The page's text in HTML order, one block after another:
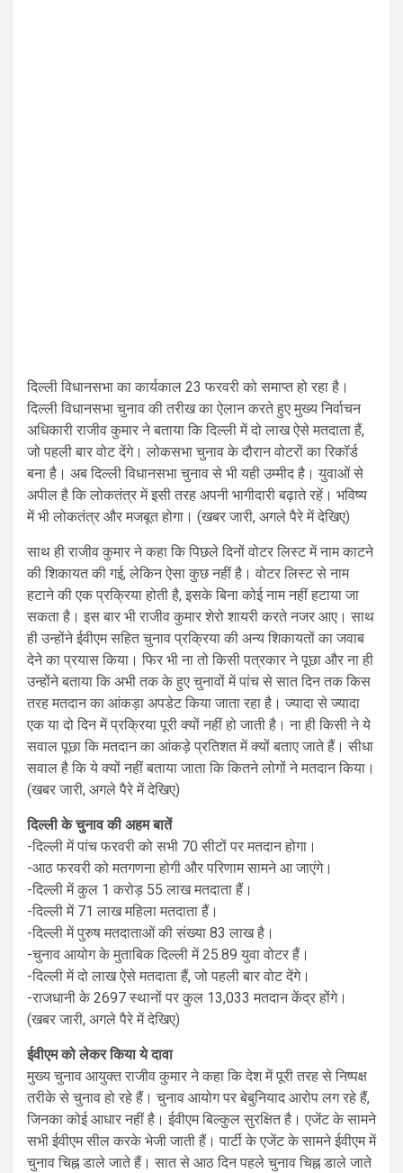
दिल्ली विधानसभा का कार्यकाल 23 फरवरी को समाप्त हो रहा है।
दिल्‍ली विधानसभा चुनाव की तरीख का ऐलान करते हुए मुख्‍य निर्वाचन
अधिकारी राजीव कुमार ने बताया कि दिल्‍ली में दो लाख ऐसे मतदाता हैं,
जो पहली बार वोट देंगे। लोकसभा चुनाव के दौरान वोटरों का रिकॉर्ड
बना है। अब दिल्‍ली विधानसभा चुनाव से भी यही उम्‍मीद है। युवाओं से
अपील है कि लोकतंत्र में इसी तरह अपनी भागीदारी बढ़ाते रहें। भविष्‍य
में भी लोकतंत्र और मजबूत होगा। (खबर जारी, अगले पैरे में देखिए)
साथ ही राजीव कुमार ने कहा कि पिछले दिनों वोटर लिस्ट में नाम काटने
की शिकायत की गई, लेकिन ऐसा कुछ नहीं है। वोटर लिस्‍ट से नाम
हटाने की एक प्रक्रिया होती है, इसके बिना कोई नाम नहीं हटाया जा
सकता है। इस बार भी राजीव कुमार शेरो शायरी करते नजर आए। साथ
ही उन्होंने ईवीएम सहित चुनाव प्रक्रिया की अन्य शिकायतों का जवाब
देने का प्रयास किया। फिर भी ना तो किसी पत्रकार ने पूछा और ना ही
उन्होंने बताया कि अभी तक के हुए चुनावों में पांच से सात दिन तक किस
तरह मतदान का आंकड़ा अपडेट किया जाता रहा है। ज्यादा से ज्यादा
एक या दो दिन में प्रक्रिया पूरी क्यों नहीं हो जाती है। ना ही किसी ने ये
सवाल पूछा कि मतदान का आंकड़े प्रतिशत में क्यों बताए जाते हैं। सीधा
सवाल है कि ये क्यों नहीं बताया जाता कि कितने लोगों ने मतदान किया।
(खबर जारी, अगले पैरे में देखिए)
दिल्‍ली के चुनाव की अहम बातें
-दिल्‍ली में पांच फरवरी को सभी 70 सीटों पर मतदान होगा।
-आठ फरवरी को मतगणना होगी और परिणाम सामने आ जाएंगे।
-दिल्‍ली में कुल 1 करोड़ 55 लाख मतदाता हैं।
-दिल्‍ली में 71 लाख महिला मतदाता हैं।
-दिल्‍ली में पुरुष मतदाताओं की संख्‍या 83 लाख है।
-चुनाव आयोग के मुताबिक दिल्‍ली में 25.89 युवा वोटर हैं।
-दिल्‍ली में दो लाख ऐसे मतदाता हैं, जो पहली बार वोट देंगे।
-राजधानी के 2697 स्थानों पर कुल 13,033 मतदान केंद्र होंगे।
(खबर जारी, अगले पैरे में देखिए)
ईवीएम को लेकर किया ये दावा
मुख्य चुनाव आयुक्त राजीव कुमार ने कहा कि देश में पूरी तरह से निष्‍पक्ष
तरीके से चुनाव हो रहे हैं। चुनाव आयोग पर बेबुनियाद आरोप लग रहे हैं,
जिनका कोई आधार नहीं है। ईवीएम बिल्‍कुल सुरक्षित है। एजेंट के सामने
सभी ईवीएम सील करके भेजी जाती हैं। पार्टी के एजेंट के सामने ईवीएम में
चुनाव चिह्न डाले जाते हैं। सात से आठ दिन पहले चुनाव चिह्न डाले जाते